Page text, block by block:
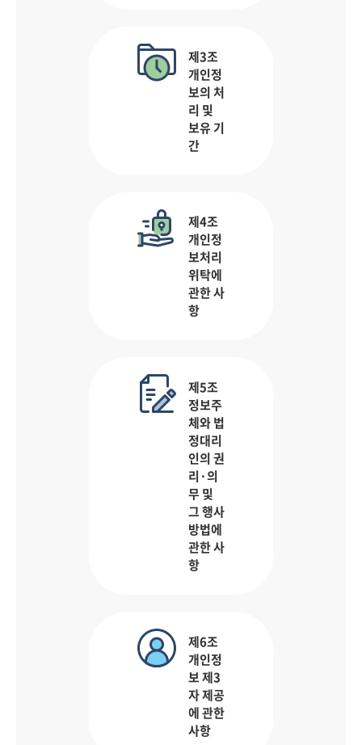
제3조
개인정
보의 처
리 및
보유 기
간
제4조
개인정
보처리
위탁에
관한 사
항
제5조
정보주
체와 법
정대리
인의 권
리·의
무 및
그 행사
방법에
관한 사
항
제6조
개인정
보 제3
자 제공
에 관한
사항